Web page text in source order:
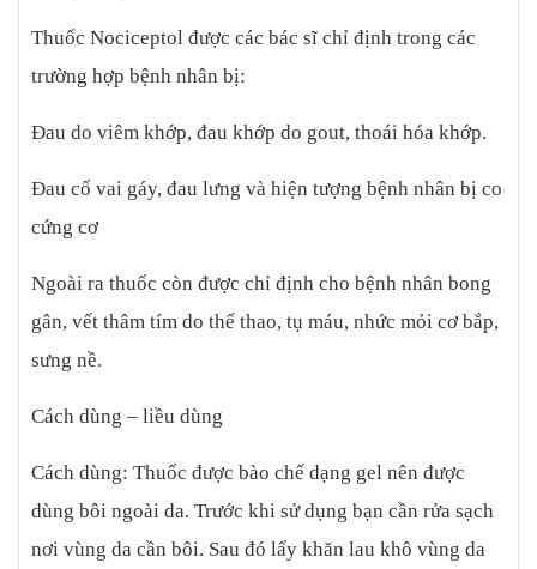
Thuốc Nociceptol được các bác sĩ chỉ định trong các
trường hợp bệnh nhân bị:
Đau do viêm khớp, đau khớp do gout, thoái hóa khớp.
Đau cổ vai gáy, đau lưng và hiện tượng bệnh nhân bị co
cứng cơ
Ngoài ra thuốc còn được chỉ định cho bệnh nhân bong
gân, vết thâm tím do thể thao, tụ máu, nhức mỏi cơ bắp,
sưng nề.
Cách dùng – liều dùng
Cách dùng: Thuốc được bào chế dạng gel nên được
dùng bôi ngoài da. Trước khi sử dụng bạn cần rửa sạch
nơi vùng da cần bôi. Sau đó lấy khăn lau khô vùng da